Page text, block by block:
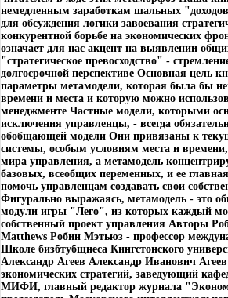
немедленным заработкам шальных
для обсуждения логики завоевания
конкурентной борьбе на экономических
означает для нас акцент на выявлении
"стратегическое превосходство" -
долгосрочной перспективе Основная цель
параметры метамодели, которая была бы
времени и места и которую можно
менеджменте Частные модели, которыми
исключения управленцы, - всегда
обобщающей модели Они привязаны к
системы, особым условиям места и
мира управления, а метамодель
базовых, всеобщих переменных, и ее
помочь управленцам создавать свои
Фигурально выражаясь, метамодель - это
модули игры "Лего", из которых каждый
собственный проект управления Авторы
Matthews Робин Мэтьюз - профессор
Школе бизбтубщнеса Кингстонского
Александр Агеев Александр Иванович
экономических стратегий, заведующий
МИФИ, главный редактор журнала